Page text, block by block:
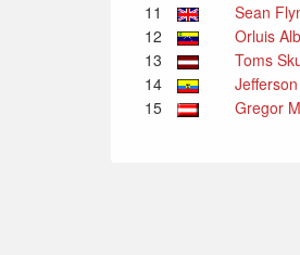
11
Sean
12
Orluis
13
Toms
14
15
Gregor